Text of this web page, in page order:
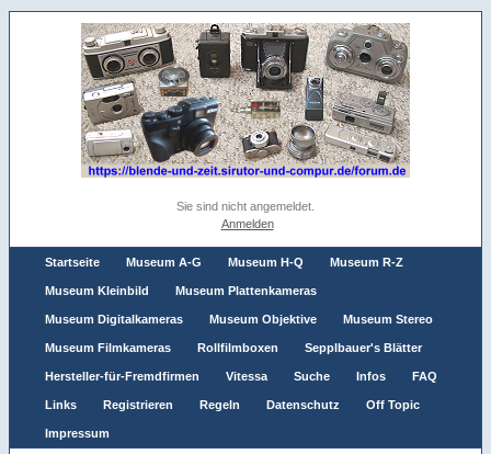
Sie sind nicht angemeldet.
Anmelden
Startseite Museum A-G Museum H-Q Museum R-Z
Museum Kleinbild Museum Plattenkameras
Museum Digitalkameras Museum Objektive Museum Stereo
Museum Filmkameras Rollfilmboxen Sepplbauer's Blätter
Hersteller-für-Fremdfirmen Vitessa Suche Infos FAQ
Links Registrieren Regeln Datenschutz Off Topic
Impressum